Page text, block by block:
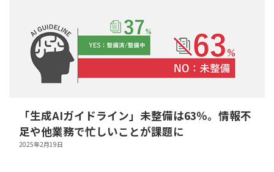
「生成AIガイドライン」未整備は63％。情報不
足や他業務で忙しいことが課題に
2025年2月19日